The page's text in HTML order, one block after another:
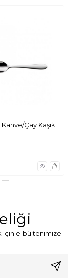
Çay Kaşık
için e-bültenimize